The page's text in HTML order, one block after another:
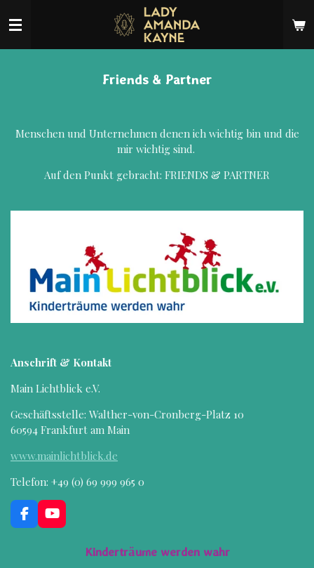
Hauptinhalt
Friends & Partner
Menschen und Unternehmen denen ich wichtig bin und die
mir wichtig sind.
Auf den Punkt gebracht: FRIENDS & PARTNER
Anschrift & Kontakt
Main Lichtblick e.V.
Geschäftsstelle: Walther-von-Cronberg-Platz 10
60594 Frankfurt am Main
www.mainlichtblick.de
Telefon: +49 (0) 69 999 965 0
F
a
Y
o
Kinderträume werden wahr